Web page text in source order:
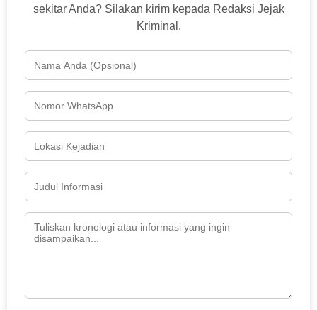
sekitar Anda? Silakan kirim kepada Redaksi Jejak
Kriminal.